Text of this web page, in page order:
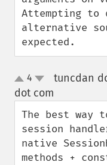
Attempting to
alternative
expected.
up
down
4
tuncdan
dot com
The best way
session
native
methods +